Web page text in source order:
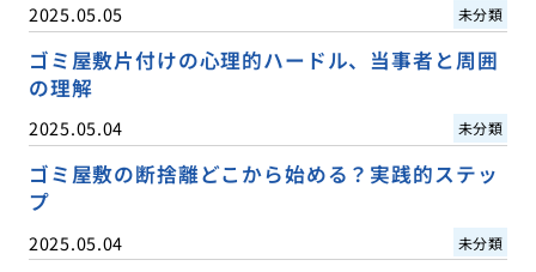
2025.05.05 未分類
ゴミ屋敷片付けの心理的ハードル、当事者と周囲
の理解
2025.05.04 未分類
ゴミ屋敷の断捨離どこから始める？実践的ステッ
プ
2025.05.04 未分類